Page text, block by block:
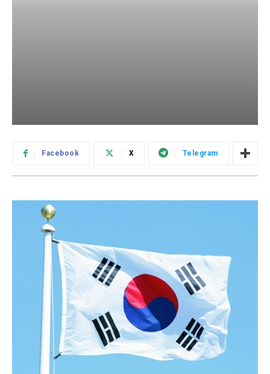
Facebook X Telegram